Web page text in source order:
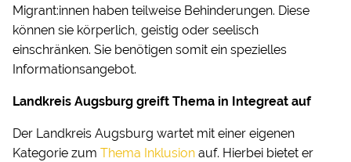
Migrant:innen haben teilweise Behinderungen. Diese
können sie körperlich, geistig oder seelisch
einschränken. Sie benötigen somit ein spezielles
Informationsangebot.
Landkreis Augsburg greift Thema in Integreat auf
Der Landkreis Augsburg wartet mit einer eigenen
Kategorie zum Thema Inklusion auf. Hierbei bietet er